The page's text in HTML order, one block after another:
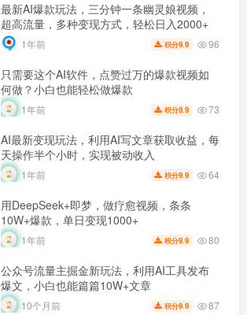
最新AI爆款玩法，三分钟一条幽灵娘视频，
超高流量，多种变现方式，轻松日入2000+
1年前 积分9.9 96
只需要这个AI软件，点赞过万的爆款视频如
何做？小白也能轻松做爆款
1年前 积分9.9 73
AI最新变现玩法，利用AI写文章获取收益，每
天操作半个小时，实现被动收入
1年前 积分9.9 64
用DeepSeek+即梦，做疗愈视频，条条
10W+爆款，单日变现1000+
1年前 积分9.9 80
公众号流量主掘金新玩法，利用AI工具发布
爆文，小白也能篇篇10W+文章
10个月前 积分9.9 87